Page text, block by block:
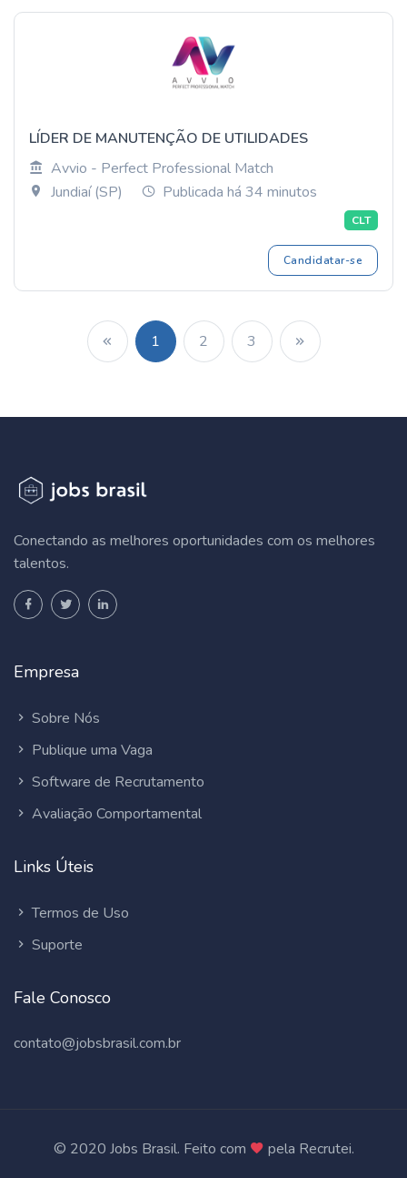
LÍDER DE MANUTENÇÃO DE UTILIDADES
Avvio - Perfect Professional Match
Jundiaí (SP)
Publicada há 34 minutos
CLT
Candidatar-se
1 2 3
Conectando as melhores oportunidades com os melhores
talentos.
Empresa
Sobre Nós
Publique uma Vaga
Software de Recrutamento
Avaliação Comportamental
Links Úteis
Termos de Uso
Suporte
Fale Conosco
contato@jobsbrasil.com.br
© 2020 Jobs Brasil. Feito com pela Recrutei.